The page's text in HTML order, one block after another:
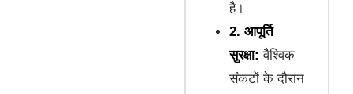
है।
2. आपूर्ति
सुरक्षा: वैश्विक
संकटों के दौरान